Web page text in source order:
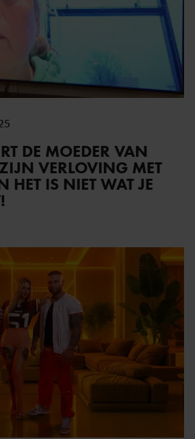
DE MOEDER VAN
VERLOVING MET
HET IS NIET WAT JE